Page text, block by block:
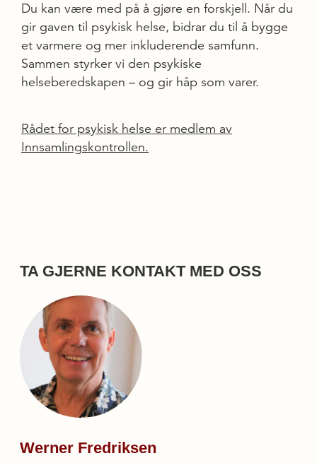
Du kan være med på å gjøre en forskjell. Når du
gir gaven til psykisk helse, bidrar du til å bygge
et varmere og mer inkluderende samfunn.
Sammen styrker vi den psykiske
helseberedskapen – og gir håp som varer.
Rådet for psykisk helse er medlem av
Innsamlingskontrollen.
TA GJERNE KONTAKT MED OSS
Werner Fredriksen